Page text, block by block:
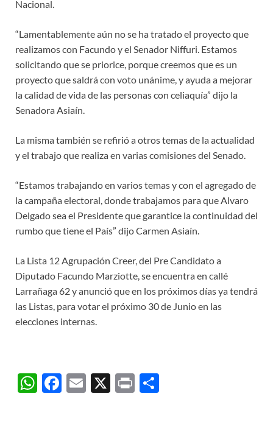
Nacional.
“Lamentablemente aún no se ha tratado el proyecto que
realizamos con Facundo y el Senador Niffuri. Estamos
solicitando que se priorice, porque creemos que es un
proyecto que saldrá con voto unánime, y ayuda a mejorar
la calidad de vida de las personas con celiaquía” dijo la
Senadora Asiaín.
La misma también se refirió a otros temas de la actualidad
y el trabajo que realiza en varias comisiones del Senado.
“Estamos trabajando en varios temas y con el agregado de
la campaña electoral, donde trabajamos para que Alvaro
Delgado sea el Presidente que garantice la continuidad del
rumbo que tiene el País” dijo Carmen Asiaín.
La Lista 12 Agrupación Creer, del Pre Candidato a
Diputado Facundo Marziotte, se encuentra en callé
Larrañaga 62 y anunció que en los próximos días ya tendrá
las Listas, para votar el próximo 30 de Junio en las
elecciones internas.
W F
E
X
P